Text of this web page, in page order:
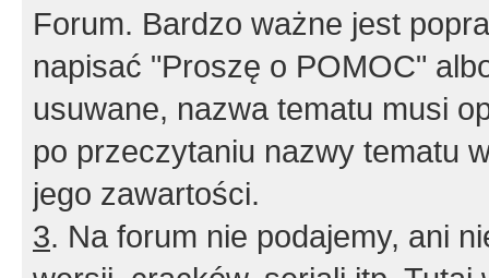
Forum. Bardzo ważne jest
napisać "Proszę o POMOC"
usuwane, nazwa tematu musi
po przeczytaniu nazwy tematu
jego zawartości.
3. Na forum nie podajemy, ani